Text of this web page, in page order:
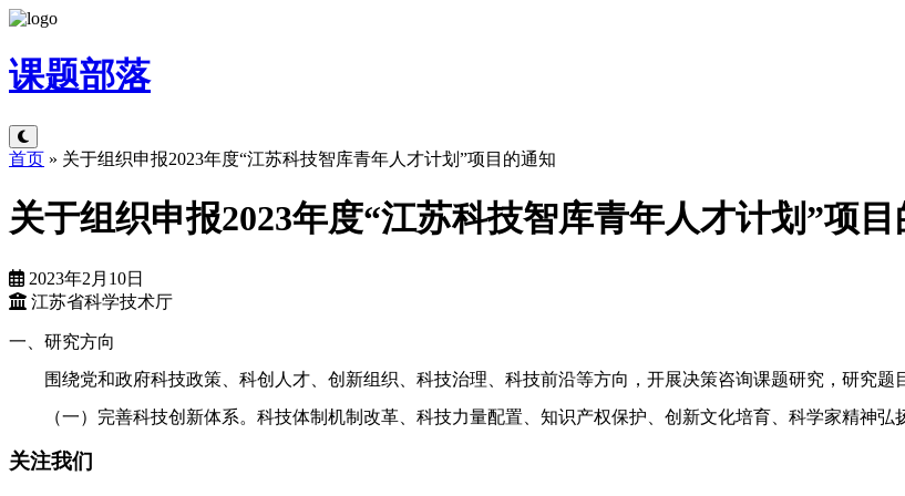
课题部落
首页 » 关于组织申报2023年度“江苏科技智库青年人才计划”项目的通知
关于组织申报2023年度“江苏科技智库青年人才计划”项
2023年2月10日
江苏省科学技术厅
一、研究方向
围绕党和政府科技政策、科创人才、创新组织、科技治理、科技前沿等方向，开展决策咨询课题研究，研究题
（一）完善科技创新体系。科技体制机制改革、科技力量配置、知识产权保护、创新文化培育、科学家精神弘
关注我们